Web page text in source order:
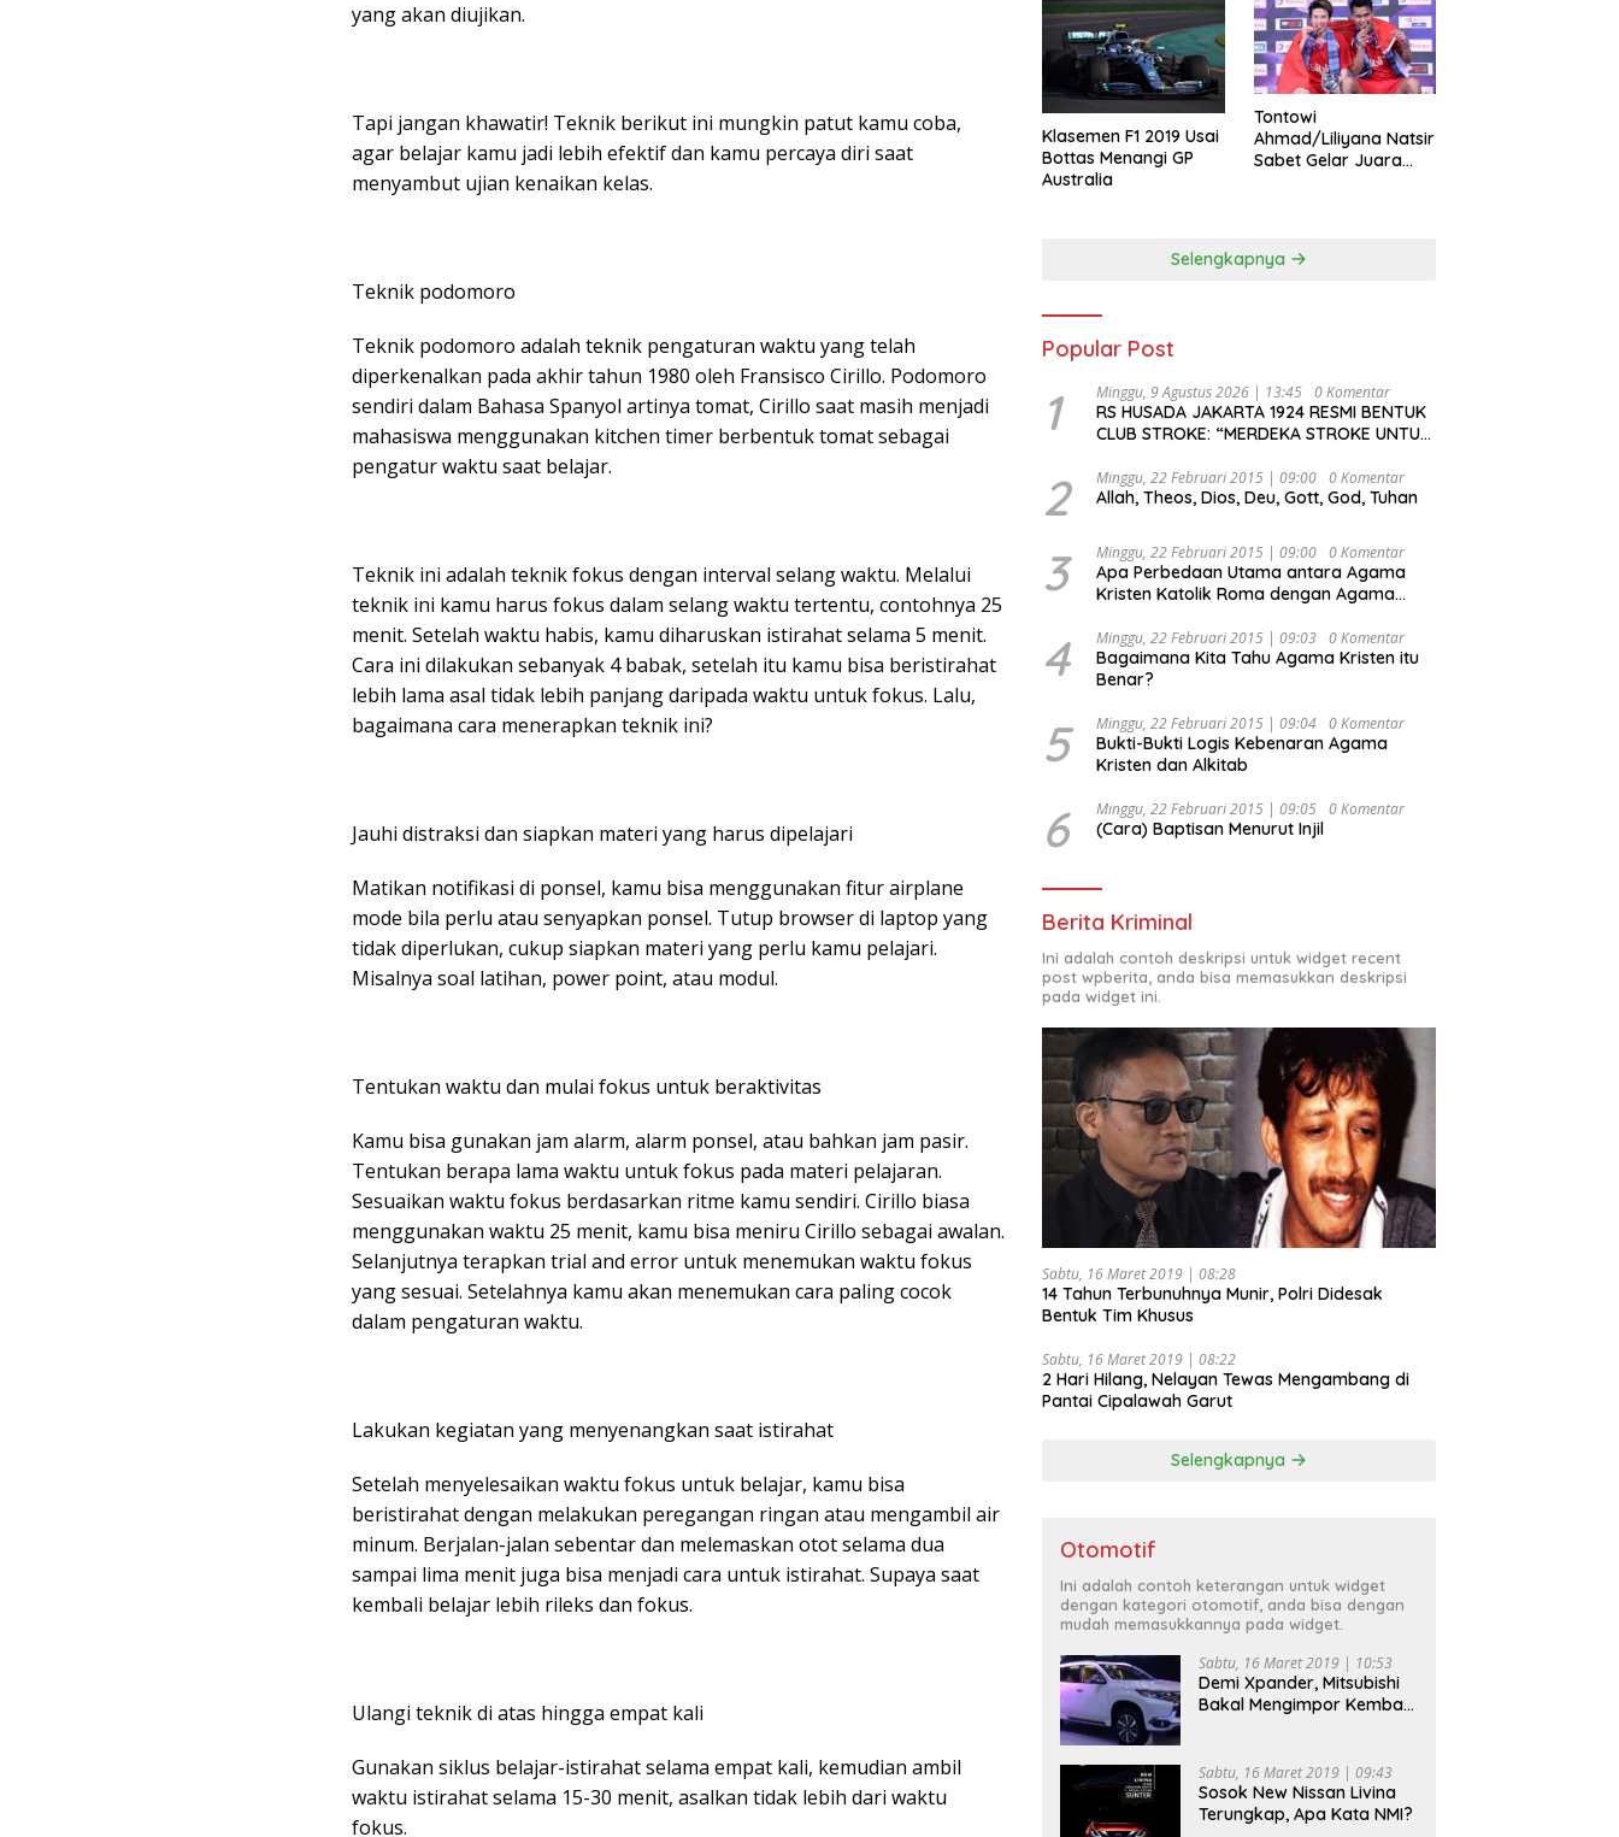
yang akan diujikan.
Tapi jangan khawatir! Teknik berikut ini mungkin patut kamu coba,
agar belajar kamu jadi lebih efektif dan kamu percaya diri saat
menyambut ujian kenaikan kelas.
Teknik podomoro
Teknik podomoro adalah teknik pengaturan waktu yang telah
diperkenalkan pada akhir tahun 1980 oleh Fransisco Cirillo. Podomoro
sendiri dalam Bahasa Spanyol artinya tomat, Cirillo saat masih menjadi
mahasiswa menggunakan kitchen timer berbentuk tomat sebagai
pengatur waktu saat belajar.
Teknik ini adalah teknik fokus dengan interval selang waktu. Melalui
teknik ini kamu harus fokus dalam selang waktu tertentu, contohnya 25
menit. Setelah waktu habis, kamu diharuskan istirahat selama 5 menit.
Cara ini dilakukan sebanyak 4 babak, setelah itu kamu bisa beristirahat
lebih lama asal tidak lebih panjang daripada waktu untuk fokus. Lalu,
bagaimana cara menerapkan teknik ini?
Jauhi distraksi dan siapkan materi yang harus dipelajari
Matikan notifikasi di ponsel, kamu bisa menggunakan fitur airplane
mode bila perlu atau senyapkan ponsel. Tutup browser di laptop yang
tidak diperlukan, cukup siapkan materi yang perlu kamu pelajari.
Misalnya soal latihan, power point, atau modul.
Tentukan waktu dan mulai fokus untuk beraktivitas
Kamu bisa gunakan jam alarm, alarm ponsel, atau bahkan jam pasir.
Tentukan berapa lama waktu untuk fokus pada materi pelajaran.
Sesuaikan waktu fokus berdasarkan ritme kamu sendiri. Cirillo biasa
menggunakan waktu 25 menit, kamu bisa meniru Cirillo sebagai awalan.
Selanjutnya terapkan trial and error untuk menemukan waktu fokus
yang sesuai. Setelahnya kamu akan menemukan cara paling cocok
dalam pengaturan waktu.
Lakukan kegiatan yang menyenangkan saat istirahat
Setelah menyelesaikan waktu fokus untuk belajar, kamu bisa
beristirahat dengan melakukan peregangan ringan atau mengambil air
minum. Berjalan-jalan sebentar dan melemaskan otot selama dua
sampai lima menit juga bisa menjadi cara untuk istirahat. Supaya saat
kembali belajar lebih rileks dan fokus.
Ulangi teknik di atas hingga empat kali
Gunakan siklus belajar-istirahat selama empat kali, kemudian ambil
waktu istirahat selama 15-30 menit, asalkan tidak lebih dari waktu
fokus.
Klasemen F1 2019 Usai
Bottas Menangi GP
Australia
Tontowi
Ahmad/Liliyana Natsir
Sabet Gelar Juara
Selengkapnya
Popular Post
1 Minggu, 9 Agustus 2026 | 13:45 0 Komentar
RS HUSADA JAKARTA 1924 RESMI BENTUK
CLUB STROKE: “MERDEKA STROKE UNTUK
2 Minggu, 22 Februari 2015 | 09:00 0 Komentar
Allah, Theos, Dios, Deu, Gott, God, Tuhan
3 Minggu, 22 Februari 2015 | 09:00 0 Komentar
Apa Perbedaan Utama antara Agama
Kristen Katolik Roma dengan Agama
4 Minggu, 22 Februari 2015 | 09:03 0 Komentar
Bagaimana Kita Tahu Agama Kristen itu
Benar?
5 Minggu, 22 Februari 2015 | 09:04 0 Komentar
Bukti-Bukti Logis Kebenaran Agama
Kristen dan Alkitab
6 Minggu, 22 Februari 2015 | 09:05 0 Komentar
(Cara) Baptisan Menurut Injil
Berita Kriminal
Ini adalah contoh deskripsi untuk widget recent
post wpberita, anda bisa memasukkan deskripsi
pada widget ini.
Sabtu, 16 Maret 2019 | 08:28
14 Tahun Terbunuhnya Munir, Polri Didesak
Bentuk Tim Khusus
Sabtu, 16 Maret 2019 | 08:22
2 Hari Hilang, Nelayan Tewas Mengambang di
Pantai Cipalawah Garut
Selengkapnya
Otomotif
Ini adalah contoh keterangan untuk widget
dengan kategori otomotif, anda bisa dengan
mudah memasukkannya pada widget.
Sabtu, 16 Maret 2019 | 10:53
Demi Xpander, Mitsubishi
Bakal Mengimpor Kembali
Sabtu, 16 Maret 2019 | 09:43
Sosok New Nissan Livina
Terungkap, Apa Kata NMI?